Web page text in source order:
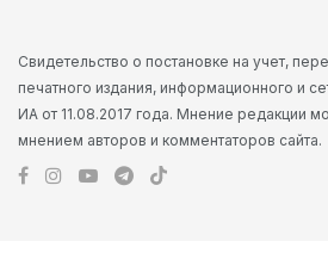
Свидетельство о постановке на учет,
печатного издания, информационного и
ИА от 11.08.2017 года. Мнение редакции
мнением авторов и комментаторов сайта.